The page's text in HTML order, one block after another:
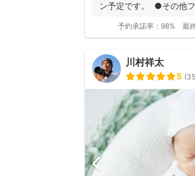
ン予定です。 ●その他
予約承諾率： 98% 最
川村祥太
5 (